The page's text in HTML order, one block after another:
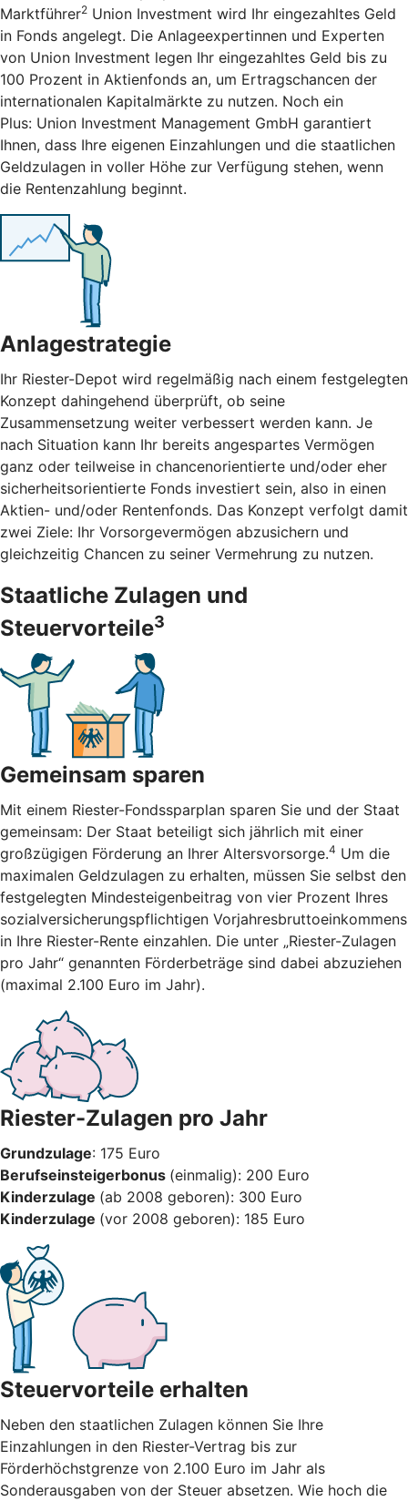
Marktführer2 Union Investment wird Ihr eingezahltes Geld
in Fonds angelegt. Die Anlageexpertinnen und Experten
von Union Investment legen Ihr eingezahltes Geld bis zu
100 Prozent in Aktienfonds an, um Ertragschancen der
internationalen Kapitalmärkte zu nutzen. Noch ein
Plus: Union Investment Management GmbH garantiert
Ihnen, dass Ihre eigenen Einzahlungen und die staatlichen
Geldzulagen in voller Höhe zur Verfügung stehen, wenn
die Rentenzahlung beginnt.
Anlagestrategie
Ihr Riester-Depot wird regelmäßig nach einem festgelegten
Konzept dahingehend überprüft, ob seine
Zusammensetzung weiter verbessert werden kann. Je
nach Situation kann Ihr bereits angespartes Vermögen
ganz oder teilweise in chancenorientierte und/oder eher
sicherheitsorientierte Fonds investiert sein, also in einen
Aktien- und/oder Rentenfonds. Das Konzept verfolgt damit
zwei Ziele: Ihr Vorsorgevermögen abzusichern und
gleichzeitig Chancen zu seiner Vermehrung zu nutzen.
Staatliche Zulagen und
Steuervorteile3
Gemeinsam sparen
Mit einem Riester-Fondssparplan sparen Sie und der Staat
gemeinsam: Der Staat beteiligt sich jährlich mit einer
großzügigen Förderung an Ihrer Altersvorsorge.4 Um die
maximalen Geldzulagen zu erhalten, müssen Sie selbst den
festgelegten Mindesteigenbeitrag von vier Prozent Ihres
sozialversicherungspflichtigen Vorjahresbruttoeinkommens
in Ihre Riester-Rente einzahlen. Die unter „Riester-Zulagen
pro Jahr“ genannten Förderbeträge sind dabei abzuziehen
(maximal 2.100 Euro im Jahr).
Riester-Zulagen pro Jahr
Grundzulage: 175 Euro
Berufseinsteigerbonus (einmalig): 200 Euro
Kinderzulage (ab 2008 geboren): 300 Euro
Kinderzulage (vor 2008 geboren): 185 Euro
Steuervorteile erhalten
Neben den staatlichen Zulagen können Sie Ihre
Einzahlungen in den Riester-Vertrag bis zur
Förderhöchstgrenze von 2.100 Euro im Jahr als
Sonderausgaben von der Steuer absetzen. Wie hoch die